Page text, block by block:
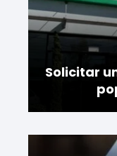
Solicitar